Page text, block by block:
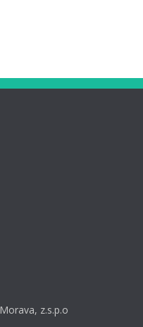
z.s.p.o